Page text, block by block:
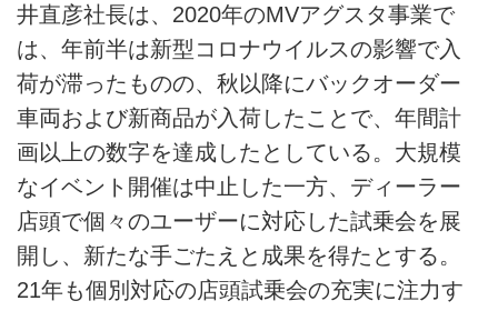
井直彦社長は、2020年のMVアグスタ事業で
は、年前半は新型コロナウイルスの影響で入
荷が滞ったものの、秋以降にバックオーダー
車両および新商品が入荷したことで、年間計
画以上の数字を達成したとしている。大規模
なイベント開催は中止した一方、ディーラー
店頭で個々のユーザーに対応した試乗会を展
開し、新たな手ごたえと成果を得たとする。
21年も個別対応の店頭試乗会の充実に注力す